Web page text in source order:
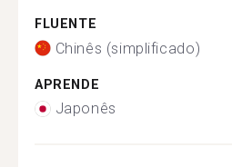
FLUENTE
Chinês (simplificado)
APRENDE
Japonês